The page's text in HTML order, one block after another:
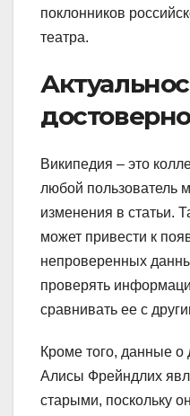
поклонников
театра.
Википедия – это
любой пользователь
изменения в статьи.
может привести к
непроверенных
проверять
сравнивать ее с
Кроме того, данные о
Алисы Фрейндлих
старыми, поскольку